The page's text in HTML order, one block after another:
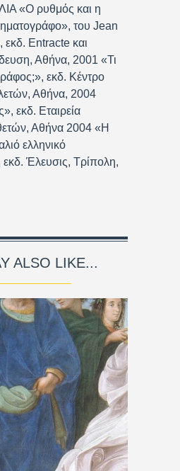
«Ο ρυθμός και η
του Jean
εκδ. Entracte και
Αθήνα, 2001 «Τι
εκδ. Κέντρο
Αθήνα, 2004
εκδ. Εταιρεία
Αθήνα 2004 «Η
ελληνικό
εκδ. Έλευσις, Τρίπολη,
ALSO LIKE...